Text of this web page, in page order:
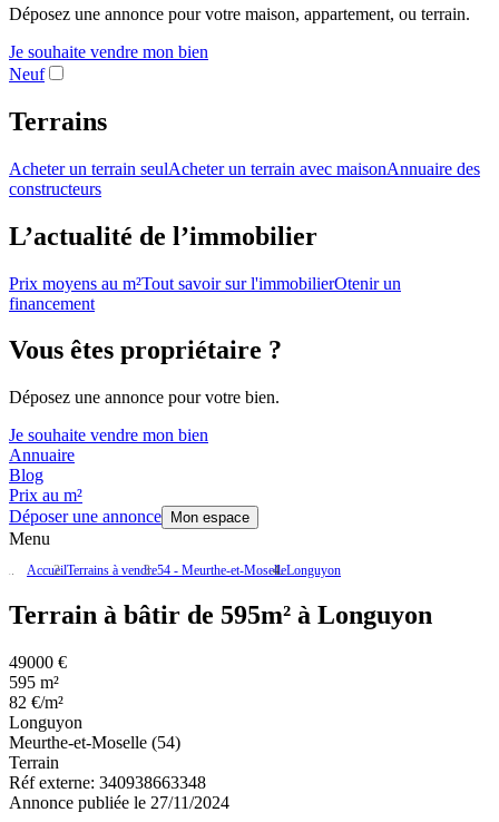
Déposez une annonce pour votre maison, appartement, ou terrain.
Je souhaite vendre mon bien
Neuf
Terrains
Acheter un terrain seulAcheter un terrain avec maisonAnnuaire des
constructeurs
L’actualité de l’immobilier
Prix moyens au m²Tout savoir sur l'immobilierOtenir un
financement
Vous êtes propriétaire ?
Déposez une annonce pour votre bien.
Je souhaite vendre mon bien
Annuaire
Blog
Prix au m²
Déposer une annonce
Mon espace
Menu
AccueilTerrains à vendre54 - Meurthe-et-MoselleLonguyon
Terrain à bâtir de 595m² à Longuyon
49000 €
595 m²
82 €/m²
Longuyon
Meurthe-et-Moselle (54)
Terrain
Réf externe: 340938663348
Annonce publiée le 27/11/2024